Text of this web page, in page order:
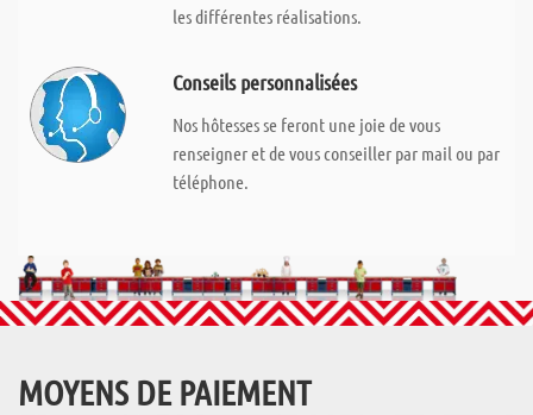
les différentes réalisations.
Conseils personnalisées
Nos hôtesses se feront une joie de vous
renseigner et de vous conseiller par mail ou par
téléphone.
MOYENS DE PAIEMENT